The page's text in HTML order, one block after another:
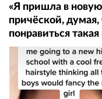
«Я пришла в
причёской,
понравиться